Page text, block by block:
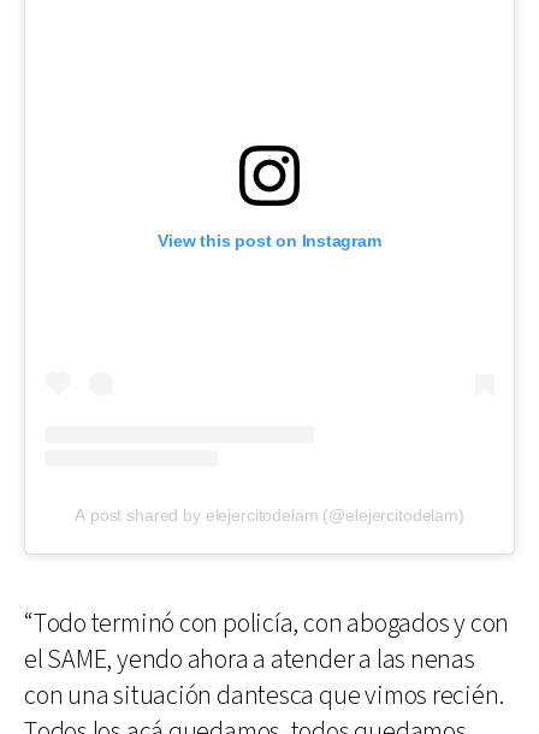
View this post on Instagram
A post shared by elejercitodelam (@elejercitodelam)
“Todo terminó con policía, con abogados y con
el SAME, yendo ahora a atender a las nenas
con una situación dantesca que vimos recién.